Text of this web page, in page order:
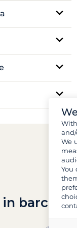
barca
We
You